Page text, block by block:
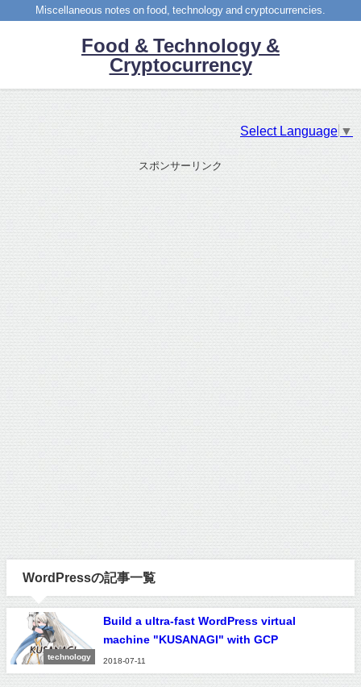
Miscellaneous notes on food, technology and cryptocurrencies.
Food & Technology &
Cryptocurrency
Select Language ▼
スポンサーリンク
WordPressの記事一覧
technology
Build a ultra-fast WordPress virtual
machine "KUSANAGI" with GCP
2018-07-11